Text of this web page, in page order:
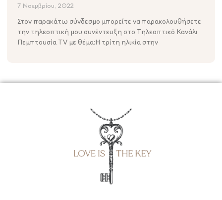
7 Νοεμβρίου, 2022
Στον παρακάτω σύνδεσμο μπορείτε να παρακολουθήσετε
την τηλεοπτική μου συνέντευξη στο Τηλεοπτικό Κανάλι
Πεμπτουσία ΤV με θέμα:Η τρίτη ηλικία στην